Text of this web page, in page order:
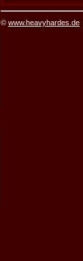
©www.heavyhardes.de